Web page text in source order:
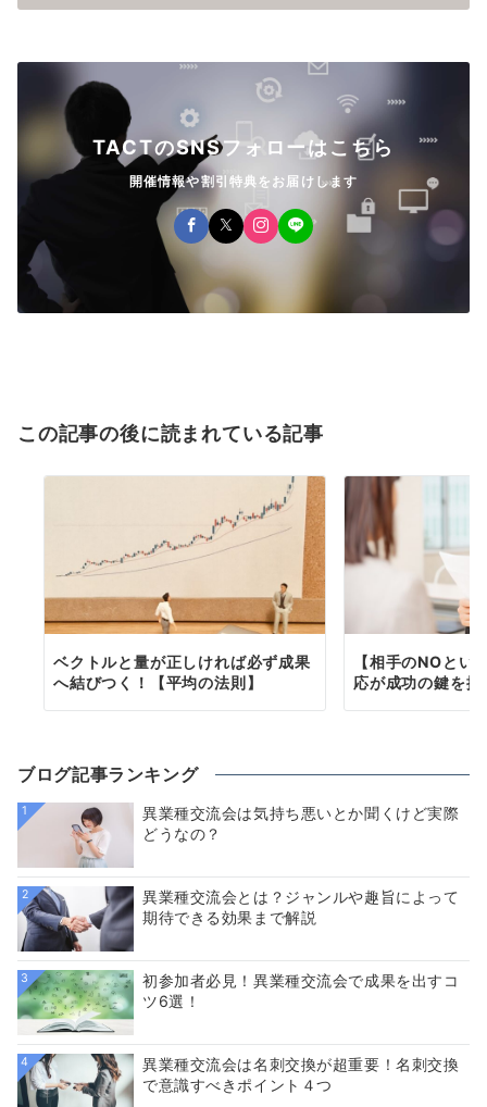
TACTのSNSフォローはこちら
開催情報や割引特典をお届けします
この記事の後に読まれている記事
ベクトルと量が正しければ必ず成果
へ結びつく！【平均の法則】
【相手のNOとい
応が成功の鍵を
ブログ記事ランキング
1
異業種交流会は気持ち悪いとか聞くけど実際
どうなの？
2
異業種交流会とは？ジャンルや趣旨によって
期待できる効果まで解説
3
初参加者必見！異業種交流会で成果を出すコ
ツ6選！
4
異業種交流会は名刺交換が超重要！名刺交換
で意識すべきポイント４つ